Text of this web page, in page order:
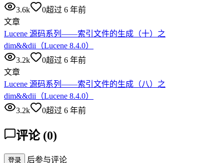
3.6k
0超过 6 年前
文章
Lucene 源码系列——索引文件的生成（十）之
dim&&dii（Lucene 8.4.0）
3.2k
0超过 6 年前
文章
Lucene 源码系列——索引文件的生成（八）之
dim&&dii（Lucene 8.4.0）
3.2k
0超过 6 年前
评论 (0)
登录 后参与评论